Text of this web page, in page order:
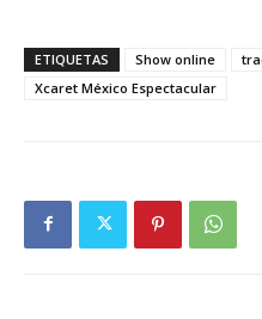
ETIQUETAS Show online
Xcaret México Espectacular